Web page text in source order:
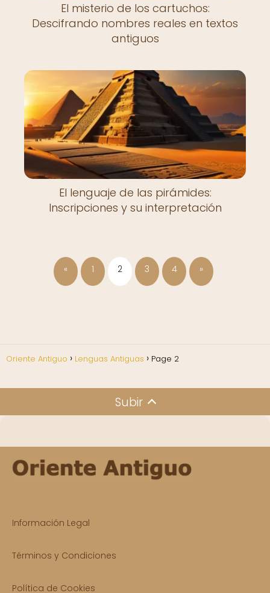
El misterio de los cartuchos:
Descifrando nombres reales en textos
antiguos
El lenguaje de las pirámides:
Inscripciones y su interpretación
« 1 2 3 4 »
Oriente Antiguo Lenguas Antiguas Page 2
Subir
Información Legal
Términos y Condiciones
Política de Cookies